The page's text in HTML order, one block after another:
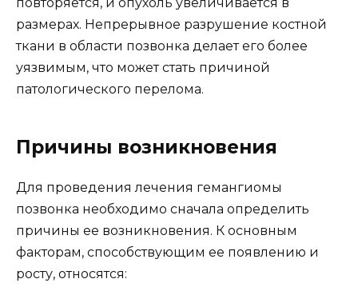
размерах. Непрерывное разрушение костной
ткани в области позвонка делает его более
уязвимым, что может стать причиной
патологического перелома.
Причины возникновения
Для проведения лечения гемангиомы
позвонка необходимо сначала определить
причины ее возникновения. К основным
факторам, способствующим ее появлению и
росту, относятся: